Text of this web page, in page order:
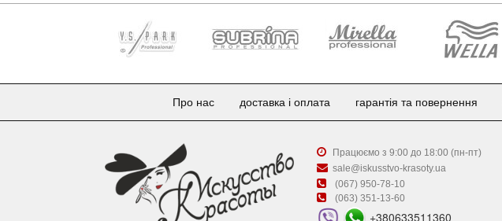
Про нас доставка і оплата гарантія та повернення
Працюємо з 9:00 до 18:00 (пн-пт)
sale@iskusstvo-krasoty.ua
(067) 950-78-10
(063) 351-13-60
+380633511360